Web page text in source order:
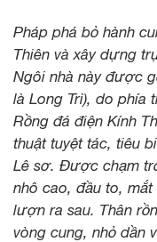
Pháp phá bỏ hành
Thiên và xây dựng
Ngôi nhà này được
là Long Trì), do phía
Rồng đá điện Kính
thuật tuyệt tác, tiêu
Lê sơ. Được chạm
nhô cao, đầu to,
lượn ra sau. Thân
vòng cung, nhỏ dần